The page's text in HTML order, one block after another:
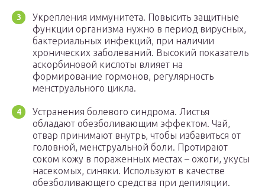
Укрепления иммунитета. Повысить защитные
функции организма нужно в период вирусных,
бактериальных инфекций, при наличии
хронических заболеваний. Высокий показатель
аскорбиновой кислоты влияет на
формирование гормонов, регулярность
менструального цикла.
Устранения болевого синдрома. Листья
обладают обезболивающим эффектом. Чай,
отвар принимают внутрь, чтобы избавиться от
головной, менструальной боли. Протирают
соком кожу в пораженных местах – ожоги, укусы
насекомых, синяки. Используют в качестве
обезболивающего средства при депиляции.